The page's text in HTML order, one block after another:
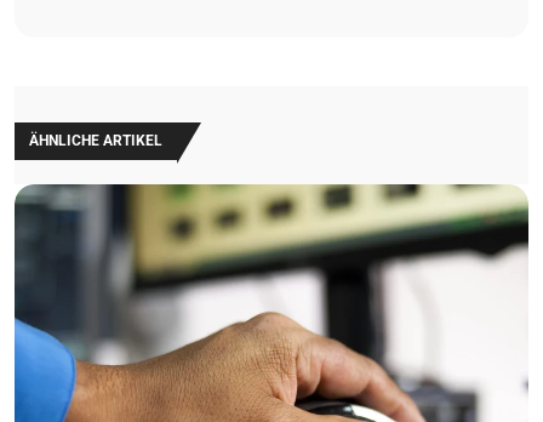
ÄHNLICHE ARTIKEL